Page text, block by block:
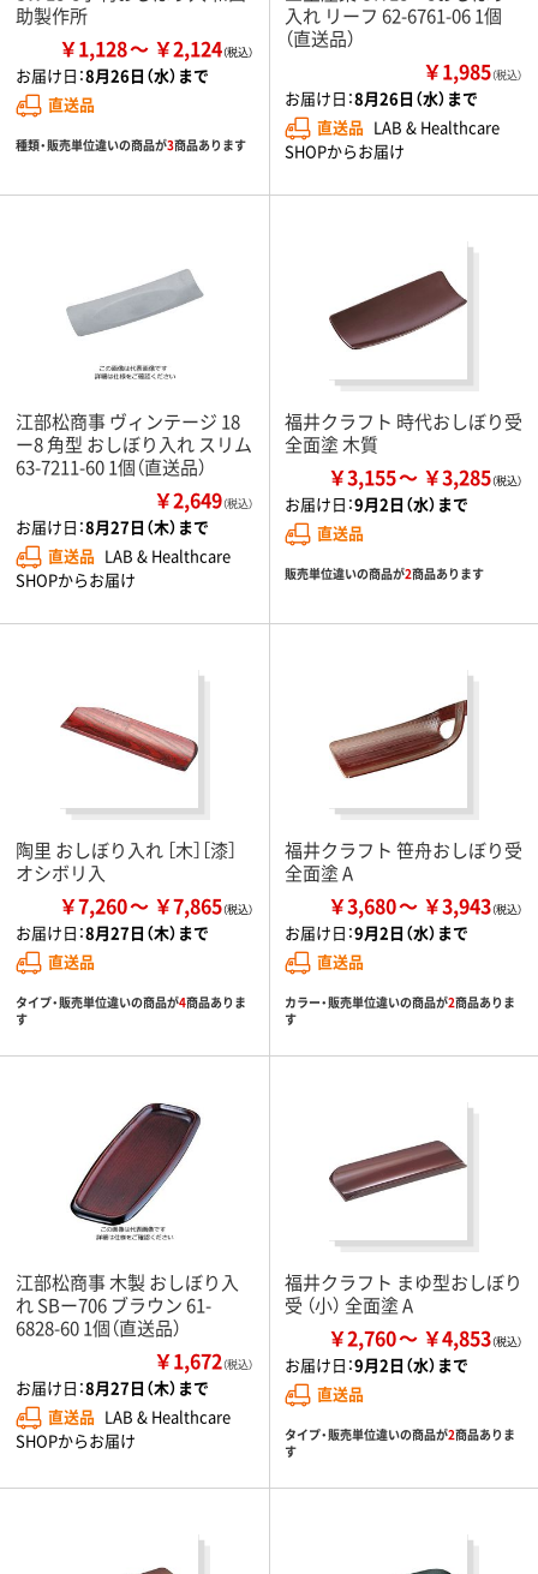
助製作所
￥1,128 ￥2,124
お届け日：8月26日（水）まで
直送品
種類・販売単位違いの商品が3商品あります
入れ リーフ 62-6761-06 1個
（直送品）
￥1,985（税込）
お届け日：8月26日（水）まで
直送品 LAB & Healthcare
SHOPからお届け
江部松商事 ヴィンテージ 18
ー8 角型 おしぼり入れ スリム
63-7211-60 1個（直送品）
￥2,649（税込）
お届け日：8月27日（木）まで
直送品 LAB & Healthcare
SHOPからお届け
福井クラフト 時代おしぼり受
全面塗 木質
￥3,155 ￥3,285
お届け日：9月2日（水）まで
直送品
販売単位違いの商品が2商品あります
陶里 おしぼり入れ ［木］［漆］
オシボリ入
￥7,260 ￥7,865
お届け日：8月27日（木）まで
直送品
タイプ・販売単位違いの商品が4商品ありま
す
福井クラフト 笹舟おしぼり受
全面塗 A
￥3,680 ￥3,943
お届け日：9月2日（水）まで
直送品
カラー・販売単位違いの商品が2商品ありま
す
江部松商事 木製 おしぼり入
れ SBー706 ブラウン 61-
6828-60 1個（直送品）
￥1,672（税込）
お届け日：8月27日（木）まで
直送品 LAB & Healthcare
SHOPからお届け
福井クラフト まゆ型おしぼり
受 （小） 全面塗 A
￥2,760 ￥4,853
お届け日：9月2日（水）まで
直送品
タイプ・販売単位違いの商品が2商品ありま
す